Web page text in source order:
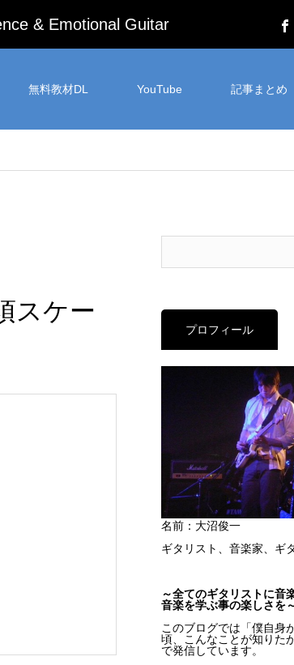
& Emotional Guitar
無料教材DL YouTube 記事まとめ
スケー
プロフィール
名前：大沼俊一
ギタリスト、音楽家、ギ
～全てのギタリストに音
音楽を学ぶ事の楽しさを
このブログでは「僕自身
頃、こんなことが知りた
で発信しています。